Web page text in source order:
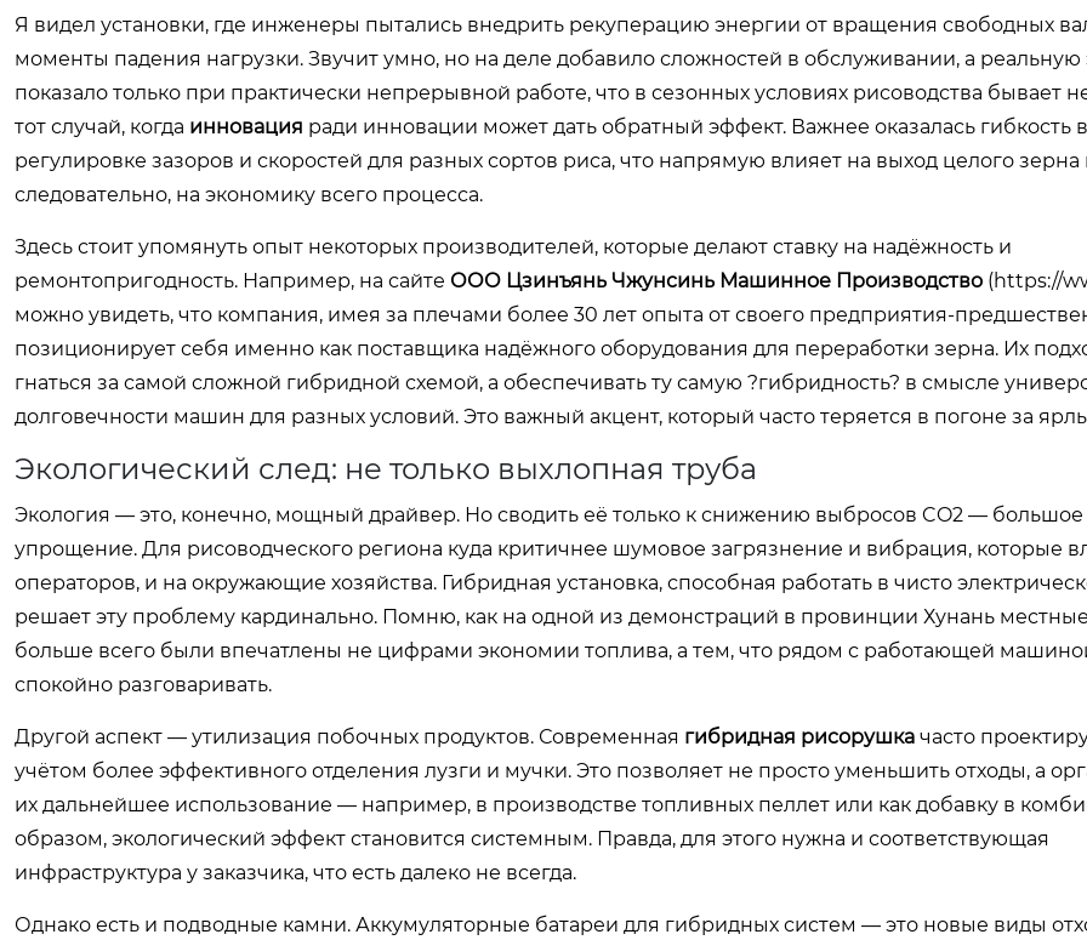
Я видел установки, где инженеры пытались внедрить рекуперацию энергии от вращения свободных
моменты падения нагрузки. Звучит умно, но на деле добавило сложностей в обслуживании, а
показало только при практически непрерывной работе, что в сезонных условиях рисоводства бывает
тот случай, когда инновация ради инновации может дать обратный эффект. Важнее оказалась гибкость в
регулировке зазоров и скоростей для разных сортов риса, что напрямую влияет на выход целого зерна
следовательно, на экономику всего процесса.
Здесь стоит упомянуть опыт некоторых производителей, которые делают ставку на надёжность и
ремонтопригодность. Например, на сайте ООО Цзинъянь Чжунсинь Машинное Производство (https://
можно увидеть, что компания, имея за плечами более 30 лет опыта от своего предприятия-
позиционирует себя именно как поставщика надёжного оборудования для переработки зерна. Их
гнаться за самой сложной гибридной схемой, а обеспечивать ту самую ?гибридность? в смысле
долговечности машин для разных условий. Это важный акцент, который часто теряется в погоне за
Экологический след: не только выхлопная труба
Экология — это, конечно, мощный драйвер. Но сводить её только к снижению выбросов CO2 — большое
упрощение. Для рисоводческого региона куда критичнее шумовое загрязнение и вибрация, которые
операторов, и на окружающие хозяйства. Гибридная установка, способная работать в чисто
решает эту проблему кардинально. Помню, как на одной из демонстраций в провинции Хунань
больше всего были впечатлены не цифрами экономии топлива, а тем, что рядом с работающей
спокойно разговаривать.
Другой аспект — утилизация побочных продуктов. Современная гибридная рисорушка часто
учётом более эффективного отделения лузги и мучки. Это позволяет не просто уменьшить отходы, а
их дальнейшее использование — например, в производстве топливных пеллет или как добавку в
образом, экологический эффект становится системным. Правда, для этого нужна и соответствующая
инфраструктура у заказчика, что есть далеко не всегда.
Однако есть и подводные камни. Аккумуляторные батареи для гибридных систем — это новые виды